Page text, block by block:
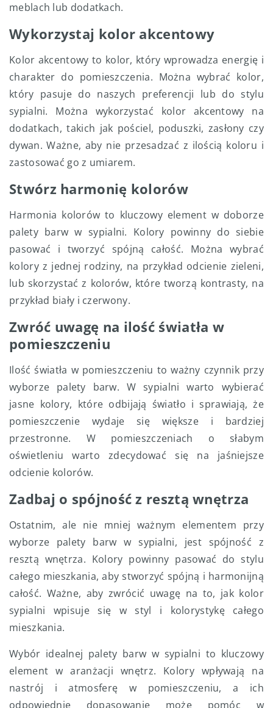
meblach lub dodatkach.
Wykorzystaj kolor akcentowy
Kolor akcentowy to kolor, który wprowadza energię i
charakter do pomieszczenia. Można wybrać kolor,
który pasuje do naszych preferencji lub do stylu
sypialni. Można wykorzystać kolor akcentowy na
dodatkach, takich jak pościel, poduszki, zasłony czy
dywan. Ważne, aby nie przesadzać z ilością koloru i
zastosować go z umiarem.
Stwórz harmonię kolorów
Harmonia kolorów to kluczowy element w doborze
palety barw w sypialni. Kolory powinny do siebie
pasować i tworzyć spójną całość. Można wybrać
kolory z jednej rodziny, na przykład odcienie zieleni,
lub skorzystać z kolorów, które tworzą kontrasty, na
przykład biały i czerwony.
Zwróć uwagę na ilość światła w
pomieszczeniu
Ilość światła w pomieszczeniu to ważny czynnik przy
wyborze palety barw. W sypialni warto wybierać
jasne kolory, które odbijają światło i sprawiają, że
pomieszczenie wydaje się większe i bardziej
przestronne. W pomieszczeniach o słabym
oświetleniu warto zdecydować się na jaśniejsze
odcienie kolorów.
Zadbaj o spójność z resztą wnętrza
Ostatnim, ale nie mniej ważnym elementem przy
wyborze palety barw w sypialni, jest spójność z
resztą wnętrza. Kolory powinny pasować do stylu
całego mieszkania, aby stworzyć spójną i harmonijną
całość. Ważne, aby zwrócić uwagę na to, jak kolor
sypialni wpisuje się w styl i kolorystykę całego
mieszkania.
Wybór idealnej palety barw w sypialni to kluczowy
element w aranżacji wnętrz. Kolory wpływają na
nastrój i atmosferę w pomieszczeniu, a ich
odpowiednie dopasowanie może pomóc w